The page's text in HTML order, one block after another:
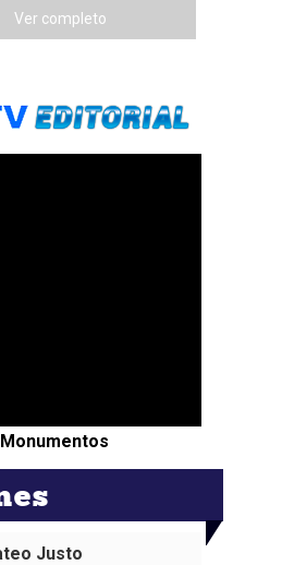
Ver completo
Justo